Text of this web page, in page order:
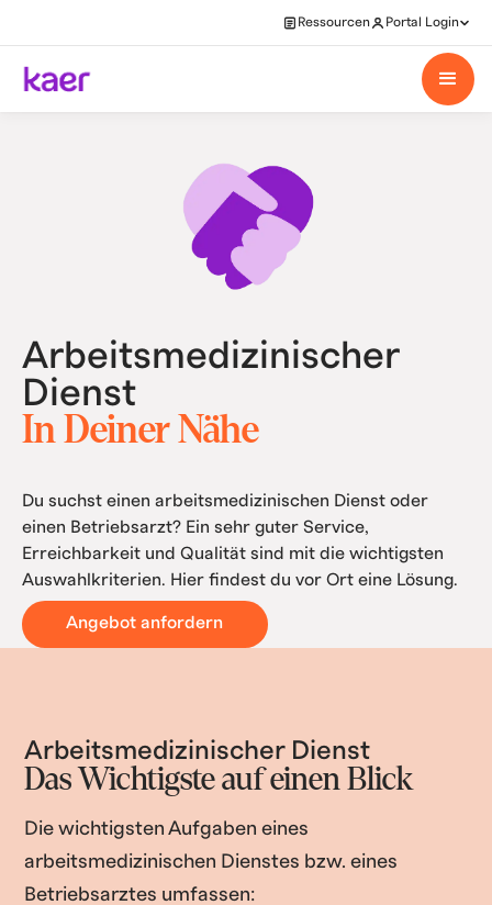
Ressourcen Portal Login
Arbeitsmedizinischer
Dienst
In Deiner Nähe
Du suchst einen arbeitsmedizinischen Dienst oder
einen Betriebsarzt? Ein sehr guter Service,
Erreichbarkeit und Qualität sind mit die wichtigsten
Auswahlkriterien. Hier findest du vor Ort eine Lösung.
Angebot anfordern
Arbeitsmedizinischer Dienst
Das Wichtigste auf einen Blick
Die wichtigsten Aufgaben eines
arbeitsmedizinischen Dienstes bzw. eines
Betriebsarztes umfassen: